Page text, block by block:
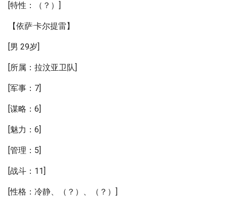
[特性：（？）]
【依萨·卡尔提雷】
[男 29岁]
[所属：拉汶亚卫队]
[军事：7]
[谋略：6]
[魅力：6]
[管理：5]
[战斗：11]
[性格：冷静、（？）、（？）]